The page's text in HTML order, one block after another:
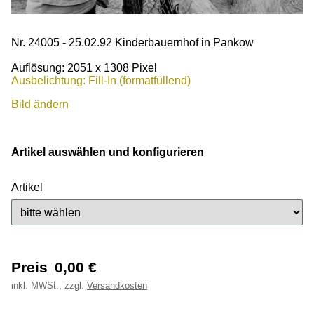
Nr. 24005 - 25.02.92 Kinderbauernhof in Pankow
Auflösung: 2051 x 1308 Pixel
Ausbelichtung: Fill-In (formatfüllend)
Bild ändern
Artikel auswählen und konfigurieren
Artikel
Preis 0,00 €
inkl. MWSt., zzgl. Versandkosten